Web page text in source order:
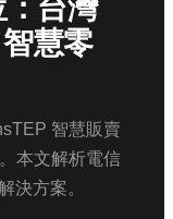
慧零
智慧販賣
本文解析電信
決方案。